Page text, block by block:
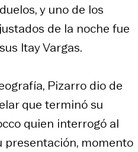
y uno de los
de la noche fue
Itay Vargas.
Pizarro dio de
que terminó su
quien interrogó al
presentación, momento